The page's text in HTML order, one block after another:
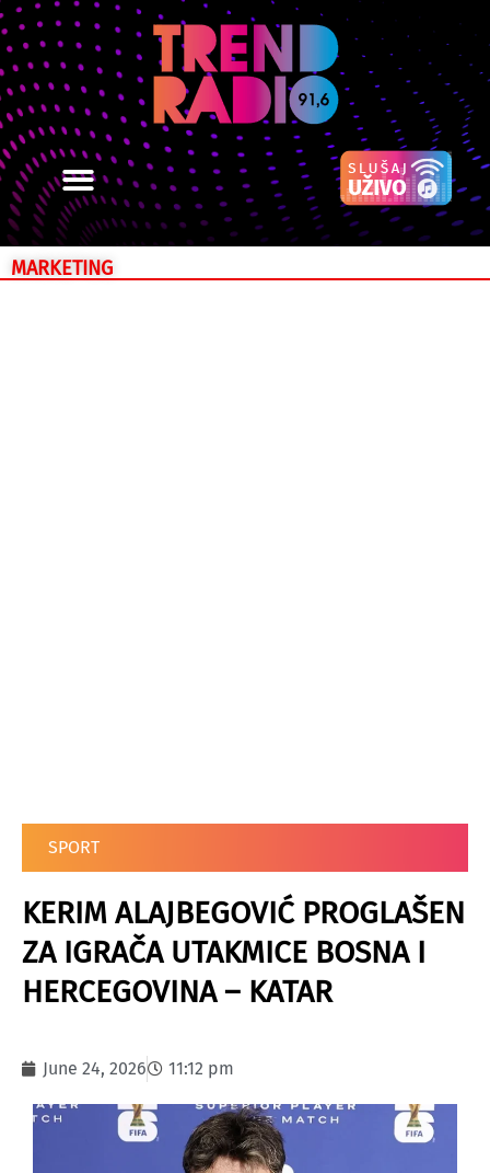
MARKETING
SPORT
KERIM ALAJBEGOVIĆ PROGLAŠEN
ZA IGRAČA UTAKMICE BOSNA I
HERCEGOVINA – KATAR
June 24, 2026 11:12 pm